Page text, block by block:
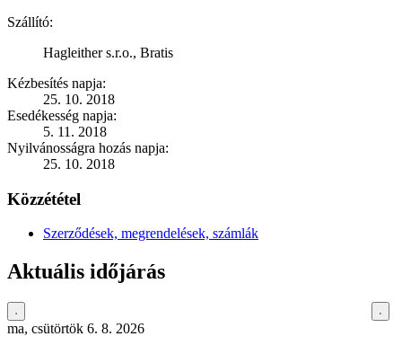
Szállító:
Hagleither s.r.o., Bratis
Kézbesítés napja:
25. 10. 2018
Esedékesség napja:
5. 11. 2018
Nyilvánosságra hozás napja:
25. 10. 2018
Közzététel
Szerződések, megrendelések, számlák
Aktuális időjárás
ma, csütörtök 6. 8. 2026